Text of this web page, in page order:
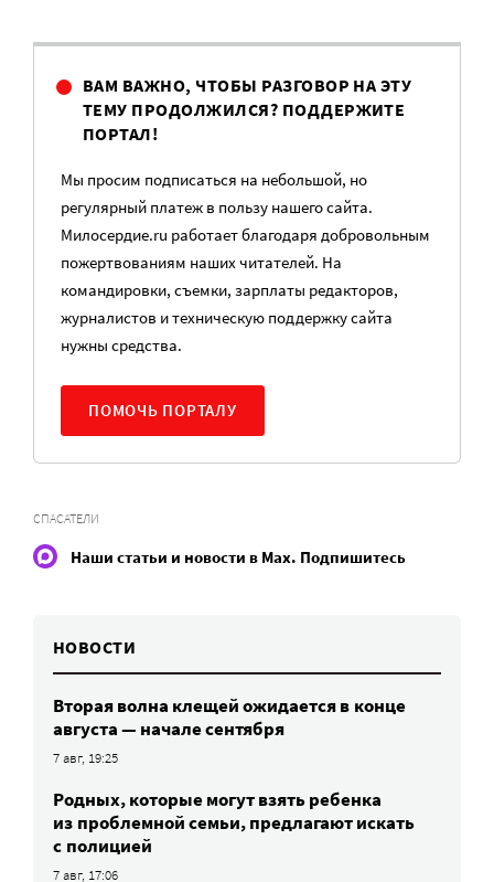
ВАМ ВАЖНО, ЧТОБЫ РАЗГОВОР НА ЭТУ
ТЕМУ ПРОДОЛЖИЛСЯ? ПОДДЕРЖИТЕ
ПОРТАЛ!
Мы просим подписаться на небольшой, но
регулярный платеж в пользу нашего сайта.
Милосердие.ru работает благодаря добровольным
пожертвованиям наших читателей. На
командировки, съемки, зарплаты редакторов,
журналистов и техническую поддержку сайта
нужны средства.
ПОМОЧЬ ПОРТАЛУ
СПАСАТЕЛИ
Наши статьи и новости в Max. Подпишитесь
НОВОСТИ
Вторая волна клещей ожидается в конце
августа — начале сентября
7 авг, 19:25
Родных, которые могут взять ребенка
из проблемной семьи, предлагают искать
с полицией
7 авг, 17:06